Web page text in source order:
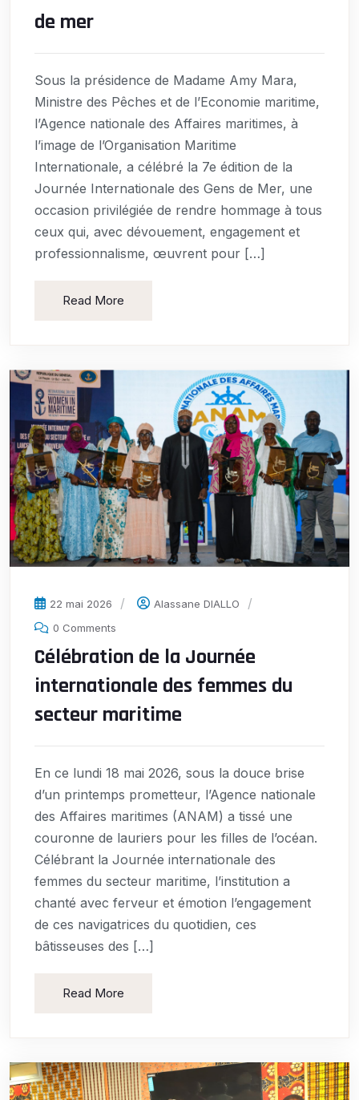
de mer
Sous la présidence de Madame Amy Mara,
Ministre des Pêches et de l’Economie maritime,
l’Agence nationale des Affaires maritimes, à
l’image de l’Organisation Maritime
Internationale, a célébré la 7e édition de la
Journée Internationale des Gens de Mer, une
occasion privilégiée de rendre hommage à tous
ceux qui, avec dévouement, engagement et
professionnalisme, œuvrent pour […]
Read More
22 mai 2026
Alassane DIALLO
0 Comments
Célébration de la Journée
internationale des femmes du
secteur maritime
En ce lundi 18 mai 2026, sous la douce brise
d’un printemps prometteur, l’Agence nationale
des Affaires maritimes (ANAM) a tissé une
couronne de lauriers pour les filles de l’océan.
Célébrant la Journée internationale des
femmes du secteur maritime, l’institution a
chanté avec ferveur et émotion l’engagement
de ces navigatrices du quotidien, ces
bâtisseuses des […]
Read More